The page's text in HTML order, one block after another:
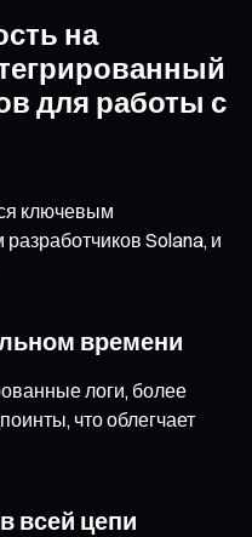
на
для работы с
ключевым
Solana, и
времени
логи, более
что облегчает
всей цепи